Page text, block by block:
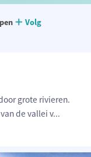
Volg
grote rivieren.
de vallei v...